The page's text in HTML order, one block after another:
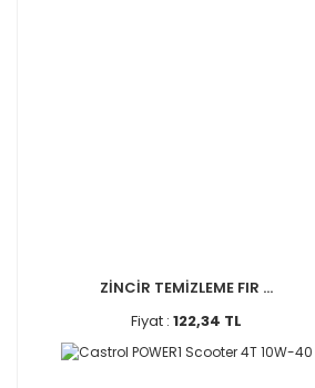
ZİNCİR TEMİZLEME FIR ...
Fiyat : 122,34 TL